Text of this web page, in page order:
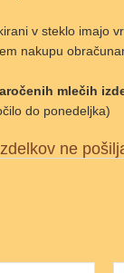
v steklo imajo
nakupu
mlečih
do ponedeljka)
ne